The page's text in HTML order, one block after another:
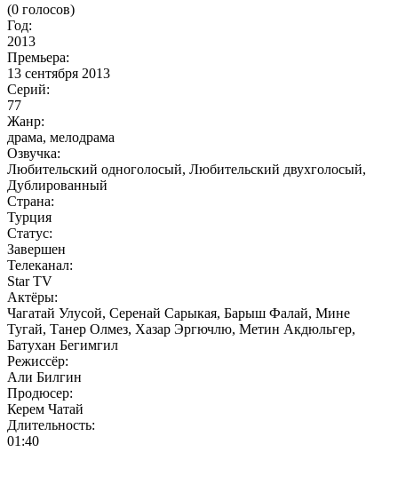
(0 голосов)
Год:
2013
Премьера:
13 сентября 2013
Серий:
77
Жанр:
драма, мелодрама
Озвучка:
Любительский одноголосый, Любительский двухголосый,
Дублированный
Страна:
Турция
Статус:
Завершен
Телеканал:
Star TV
Актёры:
Чагатай Улусой, Серенай Сарыкая, Барыш Фалай, Мине
Тугай, Танер Олмез, Хазар Эргючлю, Метин Акдюльгер,
Батухан Бегимгил
Режиссёр:
Али Билгин
Продюсер:
Керем Чатай
Длительность:
01:40